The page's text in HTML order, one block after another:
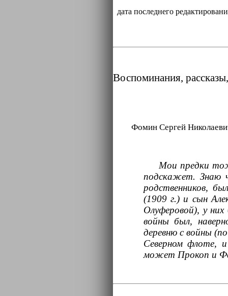
дата последнего
Воспоминания,
Фомин Сергей
Мои предки
подскажет. Знаю
родственников,
(1909 г.) и сын
Олуферовой), у
войны был,
деревню с войны
Северном флоте,
может Прокоп и